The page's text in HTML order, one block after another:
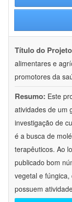
Título do
alimentares e
promotores da
Resumo: Este
atividades de um
investigação de
é a busca de
terapêuticos. Ao
publicado bom
vegetal e
possuem